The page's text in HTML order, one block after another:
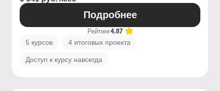
Подробнее
Рейтинг4.87
5 курсов 4 итоговых проекта
Доступ к курсу навсегда